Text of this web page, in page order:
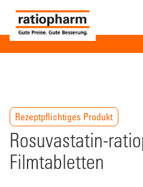
Rezeptpflichtiges Produkt
Rosuvastatin-
Filmtabletten